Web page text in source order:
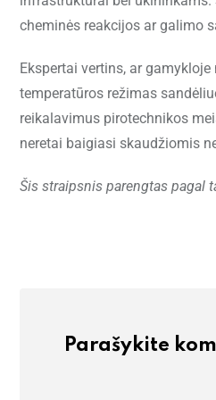
cheminės reakcijos ar galimo
Ekspertai vertins, ar
temperatūros režimas
reikalavimus pirotechnikos
neretai baigiasi skaudžiomis
Šis straipsnis parengtas pagal
Parašykite